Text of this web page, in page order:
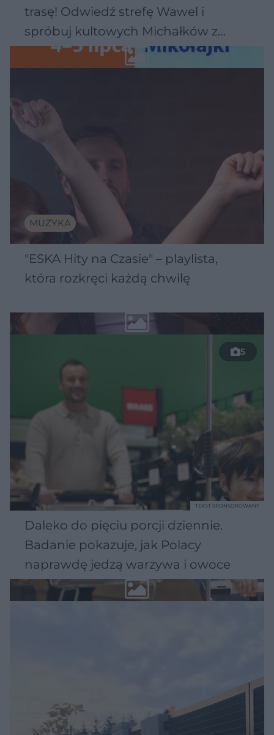
trasę! Odwiedź strefę Wawel i
spróbuj kultowych Michałków z
Wawelu
MUZYKA
"ESKA Hity na Czasie" – playlista,
która rozkręci każdą chwilę
5
Daleko do pięciu porcji dziennie.
Badanie pokazuje, jak Polacy
naprawdę jedzą warzywa i owoce
TEKST SPONSOROWANY